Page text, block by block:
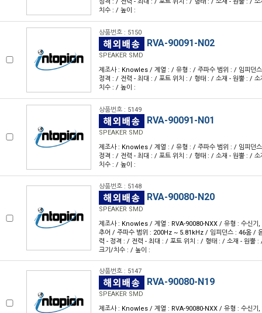
치수 : / 높이 :
상품번호 : 5150
RVA-90091-N02
SPEAKER SMD
제조사 : Knowles / 계열 : / 유형 : / 주파수 범위 : / 임피던
정격 : / 전력 - 최대 : / 포트 위치 : / 형태 : / 소재 - 원뿔 : /
치수 : / 높이 :
상품번호 : 5149
RVA-90091-N01
SPEAKER SMD
제조사 : Knowles / 계열 : / 유형 : / 주파수 범위 : / 임피던
정격 : / 전력 - 최대 : / 포트 위치 : / 형태 : / 소재 - 원뿔 : /
치수 : / 높이 :
상품번호 : 5148
RVA-90080-N20
SPEAKER SMD
제조사 : Knowles / 계열 : RVA-90080-NXX / 유형 : 수신기,
추어 / 주파수 범위 : 200Hz ~ 5.81kHz / 임피던스 : 46옴 /
력 - 정격 : / 전력 - 최대 : / 포트 위치 : / 형태 : / 소재 - 원뿔
크기/치수 : / 높이 :
상품번호 : 5147
RVA-90080-N19
SPEAKER SMD
제조사 : Knowles / 계열 : RVA-90080-NXX / 유형 : 수신기,